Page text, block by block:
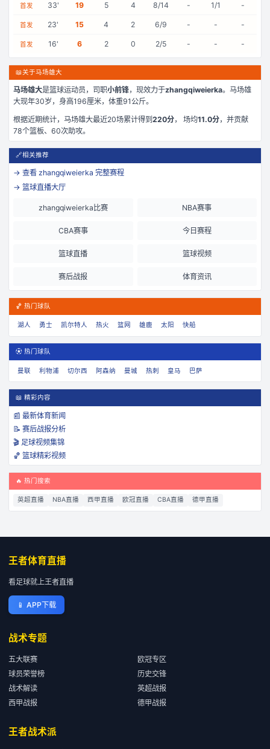
首发 33' 19 5 4 8/14 - 1/1 -
首发 23' 15 4 2 6/9 - - -
首发 16' 6 2 0 2/5 - - -
📖关于马场雄大
马场雄大是篮球运动员，司职小前锋，现效力于zhangqiweierka。 马场雄
大现年30岁 ，身高196厘米，体重91公斤。
根据近期统计， 马场雄大最近20场累计得到220分， 场均11.0分，并贡献
78个篮板、 60次助攻。
🔗相关推荐
→ 查看 zhangqiweierka 完整赛程
→ 篮球直播大厅
zhangqiweierka比赛 NBA赛事
CBA赛事 今日赛程
篮球直播 篮球视频
赛后战报 体育资讯
🏀 热门球队
湖人 勇士 凯尔特人 热火 篮网 雄鹿 太阳 快船
⚽ 热门球队
曼联 利物浦 切尔西 阿森纳 曼城 热刺 皇马 巴萨
📖 精彩内容
📰 最新体育新闻
📝 赛后战报分析
🎬 足球视频集锦
🏀 篮球精彩视频
🔥 热门搜索
英超直播 NBA直播 西甲直播 欧冠直播 CBA直播 德甲直播
王者体育直播
看足球就上王者直播
📱 APP下载
战术专题
五大联赛
欧冠专区
球员荣誉榜
历史交锋
战术解读
英超战报
西甲战报
德甲战报
王者战术派